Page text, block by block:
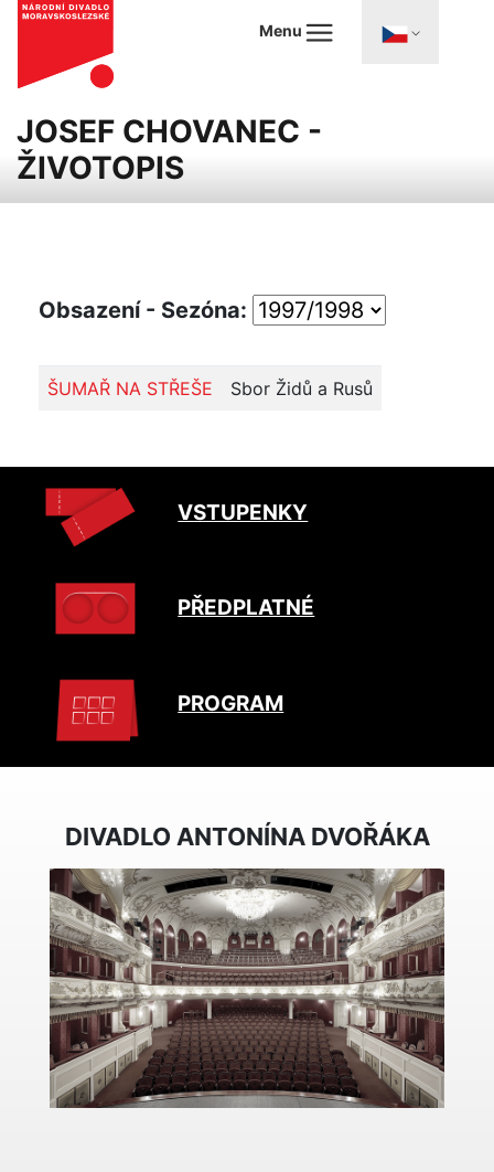
Menu
JOSEF CHOVANEC -
ŽIVOTOPIS
Obsazení - Sezóna:
ŠUMAŘ NA STŘEŠE Sbor Židů a Rusů
VSTUPENKY
PŘEDPLATNÉ
PROGRAM
DIVADLO ANTONÍNA DVOŘÁKA